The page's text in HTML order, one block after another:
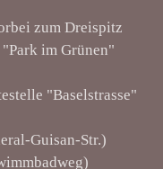
zum Dreispitz
im Grünen"
"Baselstrasse"
Guisan-Str.)